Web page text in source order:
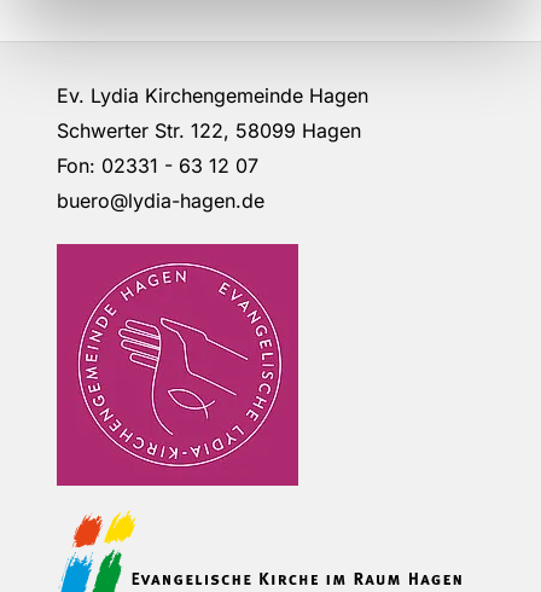
Ev. Lydia Kirchengemeinde Hagen
Schwerter Str. 122, 58099 Hagen
Fon: 02331 - 63 12 07
buero@lydia-hagen.de